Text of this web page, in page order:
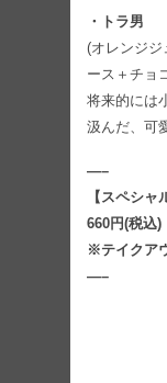
・トラ男
(オレンジジ
ース＋チョ
将来的には
汲んだ、可
—–
【スペシャ
660円(税込)
※テイクア
—–